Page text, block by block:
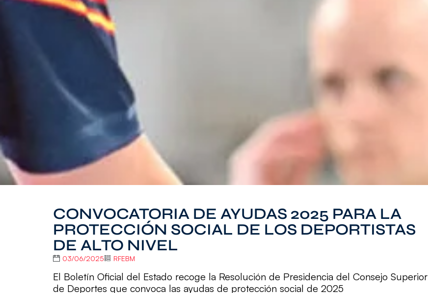
CONVOCATORIA DE AYUDAS 2025 PARA LA
PROTECCIÓN SOCIAL DE LOS DEPORTISTAS
DE ALTO NIVEL
03/06/2025 RFEBM
El Boletín Oficial del Estado recoge la Resolución de Presidencia del Consejo Superior
de Deportes que convoca las ayudas de protección social de 2025